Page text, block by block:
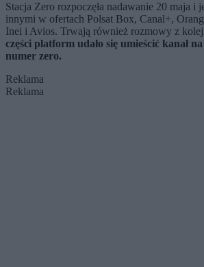
Stacja Zero rozpoczęła nadawanie 20 maja i
innymi w ofertach Polsat Box, Canal+,
Inei i Avios. Trwają również rozmowy z
części platform udało się umieścić kanał
numer zero.
Reklama
Reklama